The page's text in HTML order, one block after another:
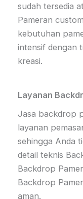
sudah tersedia
Pameran
kebutuhan
intensif dengan
kreasi.
Layanan
Jasa backdrop
layanan
sehingga Anda
detail teknis
Backdrop
Backdrop
aman.